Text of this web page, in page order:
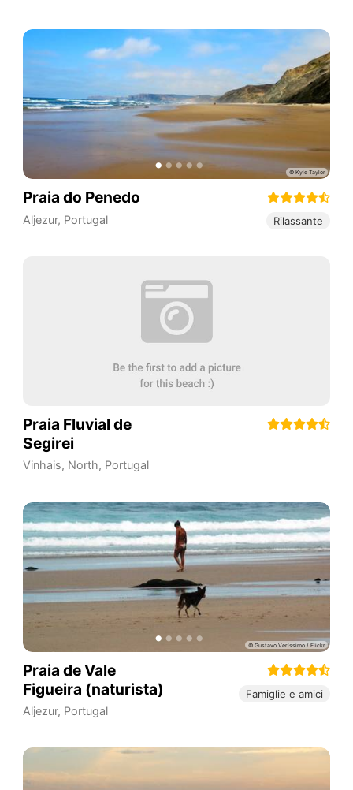
Praia do Penedo
Aljezur, Portugal Rilassante
Praia Fluvial de
Segirei
Vinhais, North, Portugal
Praia de Vale
Figueira (naturista)
Aljezur, Portugal
Famiglie e amici